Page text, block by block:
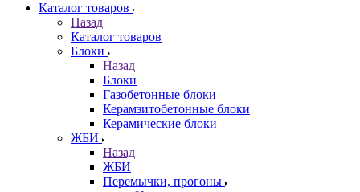
Каталог товаров
Назад
Каталог товаров
Блоки
Назад
Блоки
Газобетонные блоки
Керамзитобетонные блоки
Керамические блоки
ЖБИ
Назад
ЖБИ
Перемычки, прогоны